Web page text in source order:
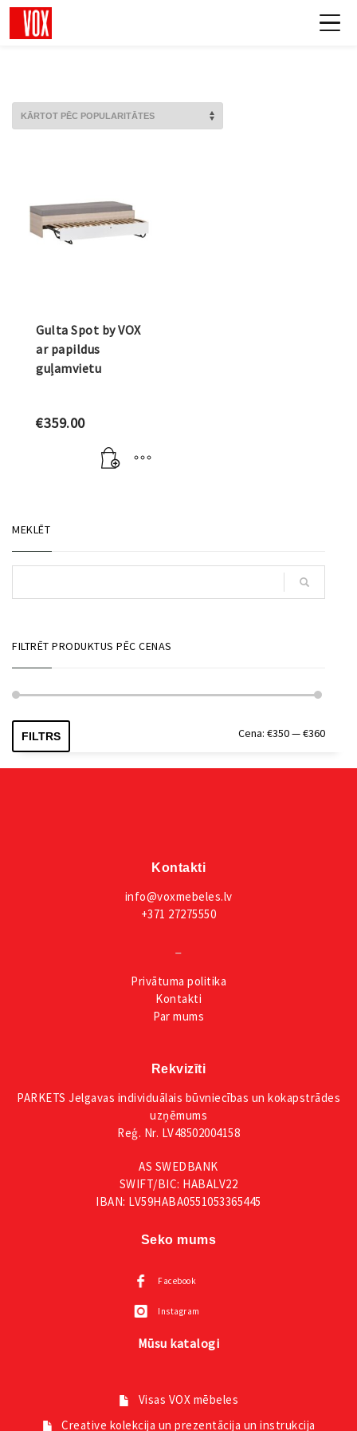
Gulta Spot by VOX
ar papildus
guļamvietu
€359.00
MEKLĒT
FILTRĒT PRODUKTUS PĒC CENAS
Min.
Maks.
FILTRS Cena: €350—€360
Kontakti
info@voxmebeles.lv
+371 27275550
Privātuma politika
Kontakti
Par mums
Rekvizīti
PARKETS Jelgavas individuālais būvniecības un kokapstrādes
uzņēmums
Reģ. Nr. LV48502004158
AS SWEDBANK
SWIFT/BIC: HABALV22
IBAN: LV59HABA0551053365445
Seko mums
Facebook
Instagram
Mūsu katalogi
Visas VOX mēbeles
Creative kolekcija un prezentācija un instrukcija